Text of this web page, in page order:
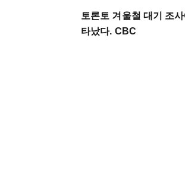
토론토 겨울철 대기 조
타났다. CBC